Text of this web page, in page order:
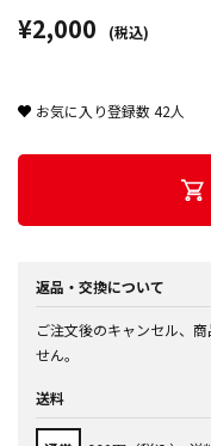
¥2,000 (税込)
お気に入り登録数42人
返品・交換について
ご注文後のキャンセル、
せん。
送料